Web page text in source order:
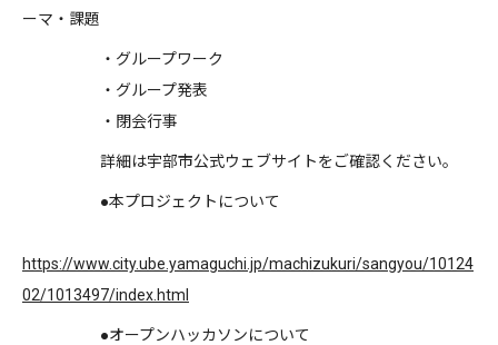
ーマ・課題
・グループワーク
・グループ発表
・閉会行事
詳細は宇部市公式ウェブサイトをご確認ください。
●本プロジェクトについて
https://www.city.ube.yamaguchi.jp/machizukuri/sangyou/10124
02/1013497/index.html
●オープンハッカソンについて